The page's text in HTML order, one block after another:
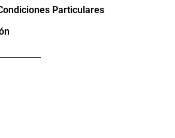
Particulares